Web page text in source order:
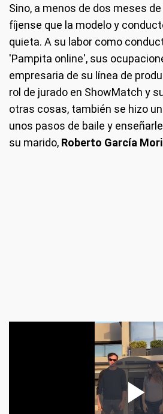
Sino, a menos de dos meses
fíjense que la modelo y
quieta. A su labor como
'Pampita online', sus
empresaria de su línea de
rol de jurado en ShowMatch y
otras cosas, también se hizo
unos pasos de baile y
su marido, Roberto García